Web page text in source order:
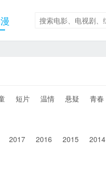
短片 温情 悬疑 青春
2017 2016 2015 2014